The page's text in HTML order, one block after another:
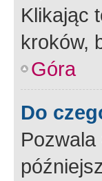
Klikając
kroków,
Góra
Do